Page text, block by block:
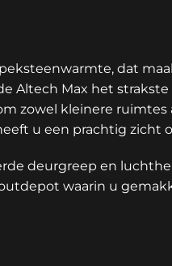
dat
Altech Max het
zowel kleinere
u een prachtig zicht
deurgreep en
waarin u